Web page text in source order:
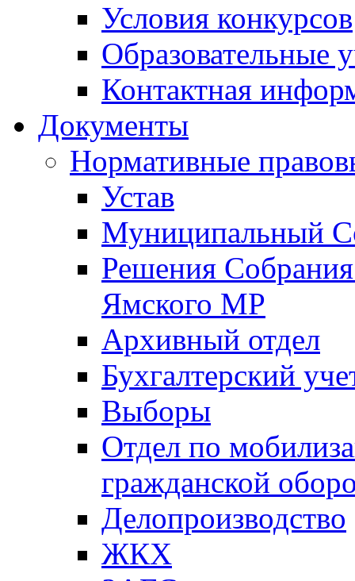
Условия конкурсов
Образовательные
Контактная
Документы
Нормативные
Устав
Муниципальный
Решения
Ямского МР
Архивный отдел
Бухгалтерский
Выборы
Отдел по
гражданской
Делопроизводство
ЖКХ